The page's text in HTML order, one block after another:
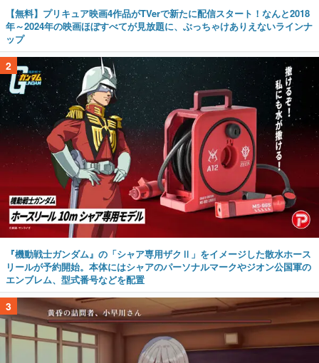
【無料】プリキュア映画4作品がTVerで新たに配信スタート！なんと2018
年～2024年の映画ほぼすべてが見放題に、ぶっちゃけありえないラインナ
ップ
2
『機動戦士ガンダム』の「シャア専用ザクⅡ」をイメージした散水ホース
リールが予約開始。本体にはシャアのパーソナルマークやジオン公国軍の
エンブレム、型式番号などを配置
3